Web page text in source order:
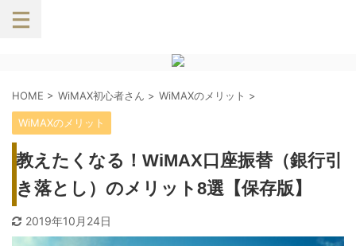
HOME > WiMAX初心者さん > WiMAXのメリット >
WiMAXのメリット
教えたくなる！WiMAX口座振替（銀行引
き落とし）のメリット8選【保存版】
2019年10月24日